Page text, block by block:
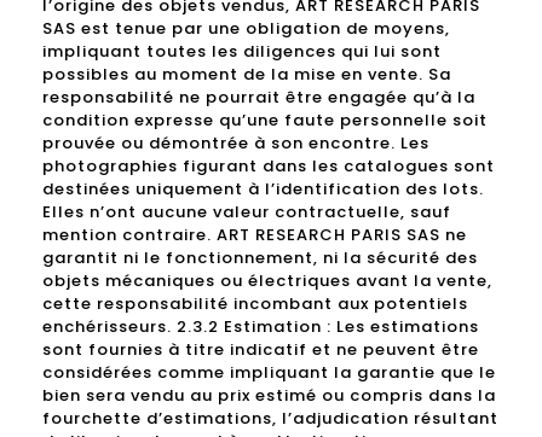
l’origine des objets vendus, ART RESEARCH PARIS
SAS est tenue par une obligation de moyens,
impliquant toutes les diligences qui lui sont
possibles au moment de la mise en vente. Sa
responsabilité ne pourrait être engagée qu’à la
condition expresse qu’une faute personnelle soit
prouvée ou démontrée à son encontre. Les
photographies figurant dans les catalogues sont
destinées uniquement à l’identification des lots.
Elles n’ont aucune valeur contractuelle, sauf
mention contraire. ART RESEARCH PARIS SAS ne
garantit ni le fonctionnement, ni la sécurité des
objets mécaniques ou électriques avant la vente,
cette responsabilité incombant aux potentiels
enchérisseurs. 2.3.2 Estimation : Les estimations
sont fournies à titre indicatif et ne peuvent être
considérées comme impliquant la garantie que le
bien sera vendu au prix estimé ou compris dans la
fourchette d’estimations, l’adjudication résultant